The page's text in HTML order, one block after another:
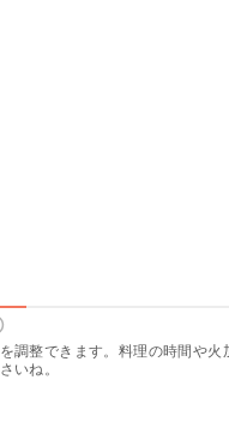
はこちら
@kurashiru.com
調整できます。料理の時間や
いね。